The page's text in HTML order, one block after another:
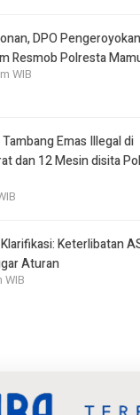
DPO Pengeroyokan
Resmob Polresta
WIB
Emas Illegal di
dan 12 Mesin disita
Keterlibatan
Aturan
WIB